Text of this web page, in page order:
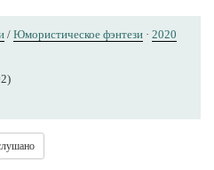
/ Юмористическое фэнтези · 2020